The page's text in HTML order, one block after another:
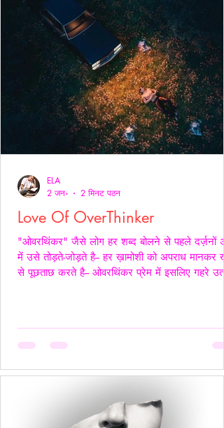
Love Of OverThinker
"ओवरथिंकर" जैसे लोग हर शब्द बोलने से पहले दर्ज़नों
में उसे तोड़ते-जोड़ते है-- हर ख़ामोशी को अपराध मानकर
से पूछताछ करते है-- ओवरथिंकर प्रेम में इसलिए गहरे
अपने प्रश्न सब चुपचाप स्थगित कर देते है-- ओवरथिंकर
ELA
2 जन॰
2 मिनट पठन